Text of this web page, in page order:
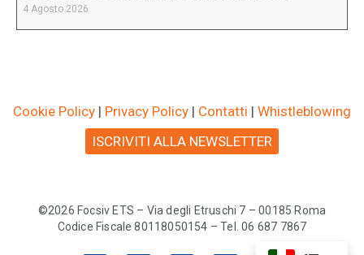
4 Agosto 2026
Cookie Policy | Privacy Policy | Contatti | Whistleblowing
ISCRIVITI ALLA NEWSLETTER
©2026 Focsiv ETS – Via degli Etruschi 7 – 00185 Roma
Codice Fiscale 80118050154 – Tel. 06 687 7867